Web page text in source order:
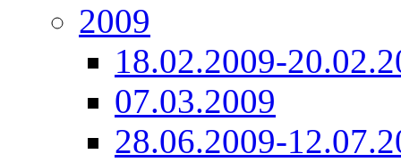
2009
18.02.2009-
07.03.2009
28.06.2009-